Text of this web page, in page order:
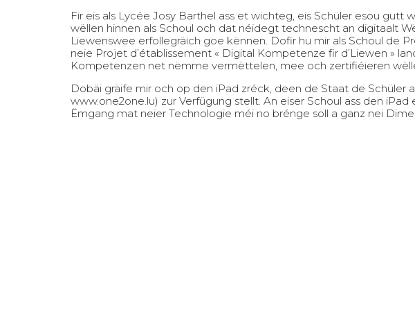
Fir eis als Lycée Josy Barthel ass et wichteg, eis Schüler esou
wëllen hinnen als Schoul och dat néidegt technescht an digitaalt
Liewenswee erfollegräich goe kënnen. Dofir hu mir als Schoul de
neie Projet d’établissement « Digital Kompetenze fir d’Liewen »
Kompetenzen net nëmme vermëttelen, mee och zertifiéieren
Dobäi gräife mir och op den iPad zréck, deen de Staat de Schüler
www.one2one.lu) zur Verfügung stellt. An eiser Schoul ass den
Ëmgang mat neier Technologie méi no brénge soll a ganz nei